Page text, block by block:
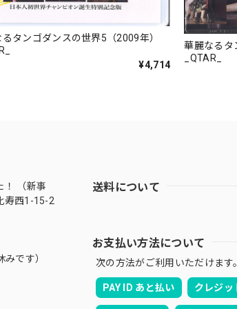
タンゴダンスの世界5（2009年）
¥4,714
華麗なるタ
_QTAR_
（新事
寿西1-15-2
です）
送料について
お支払い方法について
次の方法がご利用いただけます。
PAY ID あと払い クレジッ